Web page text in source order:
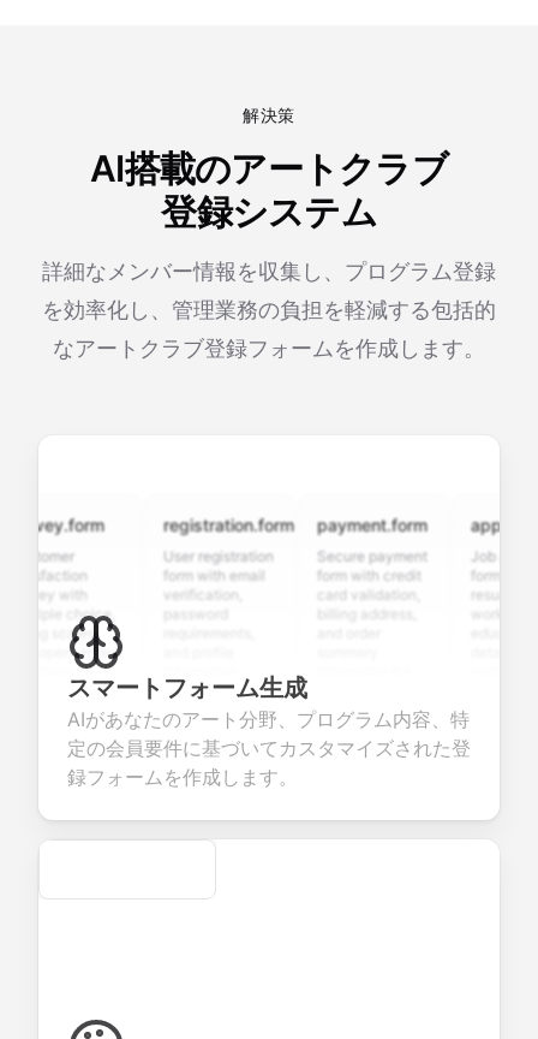
解決策
AI搭載のアートクラブ
登録システム
詳細なメンバー情報を収集し、プログラム登録
を効率化し、管理業務の負担を軽減する包括的
なアートクラブ登録フォームを作成します。
with
choice,
open-ended
valuable
about
products or
registration.form
User registration
form with email
verification,
fields for
seamless
account
creation.
payment.form
Secure payment
form with credit
card validation,
integration for
smooth e-
commerce
transactions.
Job
form with
resume
questions for
efficient
candidate
スマートフォーム生成
AIがあなたのアート分野、プログラム内容、特
定の会員要件に基づいてカスタマイズされた登
録フォームを作成します。
Secure